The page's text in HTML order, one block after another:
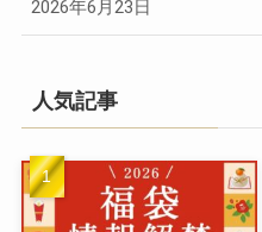
2026年6月23日
人気記事